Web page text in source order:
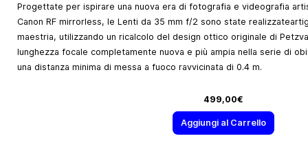
Progettate per ispirare una nuova era di fotografia e videografia
Canon RF mirrorless, le Lenti da 35 mm f/2 sono state
maestria, utilizzando un ricalcolo del design ottico originale di
lunghezza focale completamente nuova e più ampia nella serie di
una distanza minima di messa a fuoco ravvicinata di 0.4 m.
499,00€
Aggiungi al Carrello